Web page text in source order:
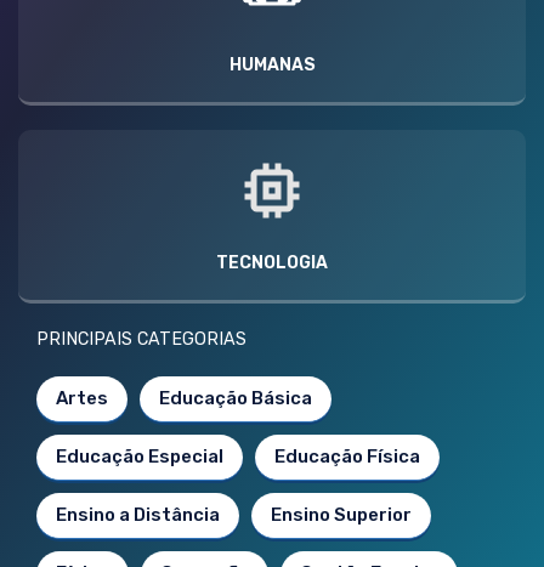
HUMANAS
TECNOLOGIA
PRINCIPAIS CATEGORIAS
Artes Educação Básica
Educação Especial Educação Física
Ensino a Distância Ensino Superior